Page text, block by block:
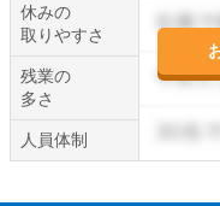
休みの
取りやすさ
残業の
多さ
人員体制